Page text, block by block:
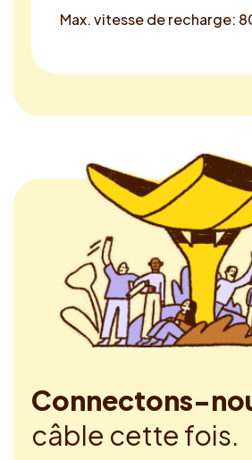
Max. vitesse de recharge:
Connectons-
câble cette fois.